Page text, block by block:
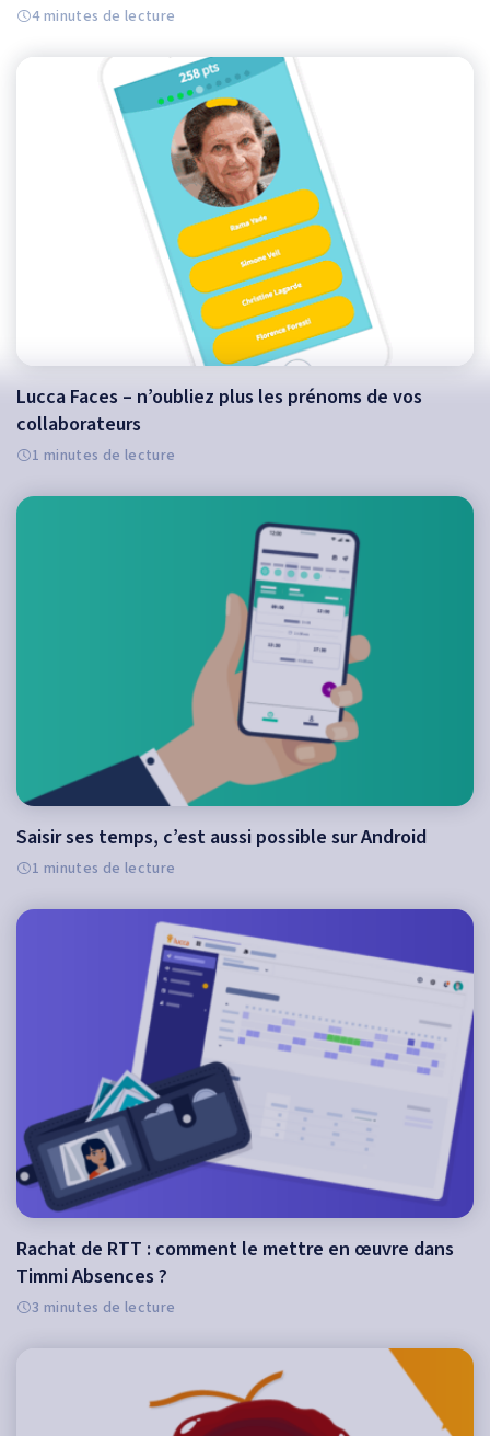
4 minutes de lecture
Lucca Faces – n’oubliez plus les prénoms de vos
collaborateurs
1 minutes de lecture
Saisir ses temps, c’est aussi possible sur Android
1 minutes de lecture
Rachat de RTT : comment le mettre en œuvre dans
Timmi Absences ?
3 minutes de lecture